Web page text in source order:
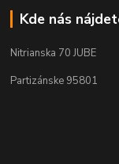
Kde nás
Nitrianska 70 JUBE
Partizánske 95801